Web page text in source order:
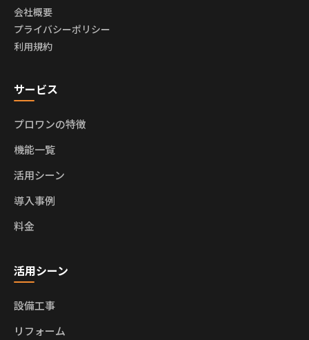
会社概要
プライバシーポリシー
利用規約
サービス
プロワンの特徴
機能一覧
活用シーン
導入事例
料金
活用シーン
設備工事
リフォーム